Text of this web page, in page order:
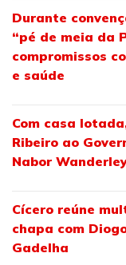
Durante
“pé de meia da
compromissos
e saúde
Com casa
Ribeiro ao
Nabor
Cícero reúne
chapa com
Gadelha